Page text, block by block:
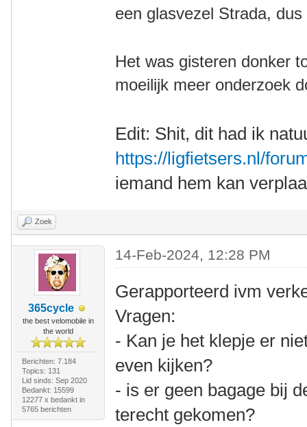
een glasvezel Strada,
Het was gisteren donker
moeilijk meer onderzoek
Edit: Shit, dit had ik
https://ligfietsers.nl/
iemand hem kan
Zoek
365cycle
the best velomobile in
the world
Berichten: 7.184
Topics: 131
Lid sinds: Sep 2020
Bedankt: 15599
12277 x bedankt in
5765 berichten
14-Feb-2024, 12:28 PM
Gerapporteerd ivm
Vragen:
- Kan je het klepje er
even kijken?
- is er geen bagage bij
terecht gekomen?